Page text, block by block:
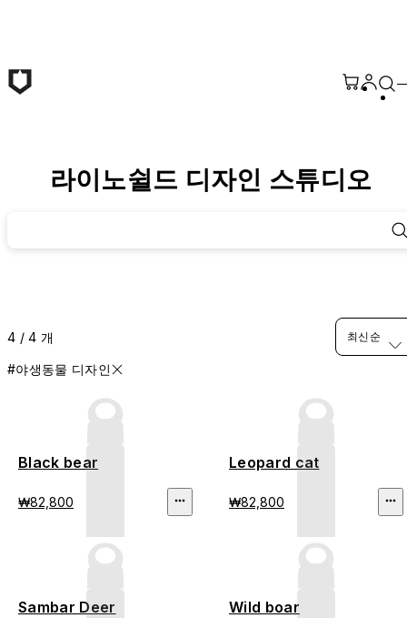
라이노쉴드 디자인 스튜디오
4 / 4 개
#야생동물 디자인
최신순
Black bear
₩82,800
Leopard cat
₩82,800
Sambar Deer Wild boar